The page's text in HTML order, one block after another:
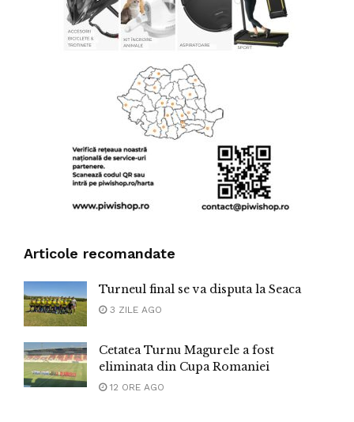
Articole recomandate
Turneul final se va disputa la Seaca
3 ZILE AGO
Cetatea Turnu Magurele a fost
eliminata din Cupa Romaniei
12 ORE AGO